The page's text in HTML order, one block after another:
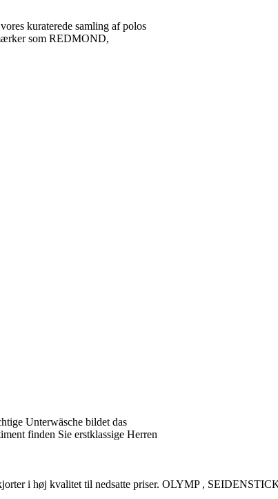
kuraterede samling af polos
som REDMOND,
Unterwäsche bildet das
finden Sie erstklassige Herren
i høj kvalitet til nedsatte priser. OLYMP ,